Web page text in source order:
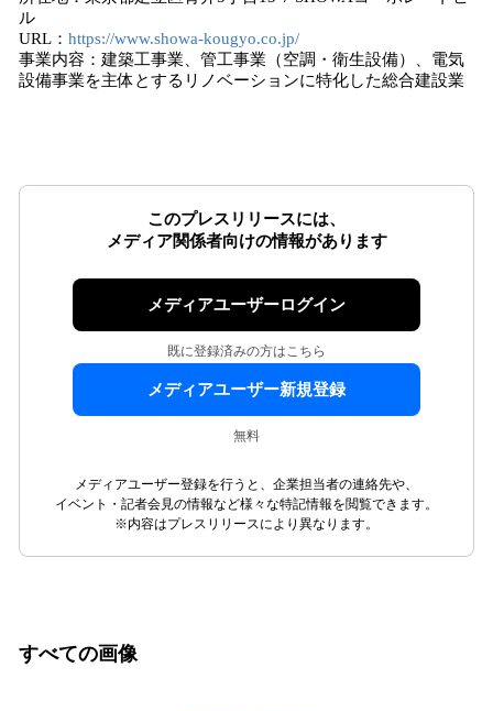
ル
URL： https://www.showa-kougyo.co.jp/
事業内容：建築工事業、管工事業（空調・衛生設備）、電気
設備事業を主体とするリノベーションに特化した総合建設業
このプレスリリースには、
メディア関係者向けの情報があります
メディアユーザーログイン
既に登録済みの方はこちら
メディアユーザー新規登録
無料
メディアユーザー登録を行うと、企業担当者の連絡先や、
イベント・記者会見の情報など様々な特記情報を閲覧できます。
※内容はプレスリリースにより異なります。
すべての画像